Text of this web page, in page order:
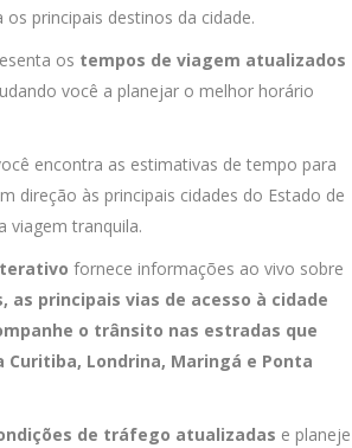
principais destinos da cidade.
os tempos de viagem atualizados
você a planejar o melhor horário
encontra as estimativas de tempo para
direção às principais cidades do Estado de
viagem tranquila.
fornece informações ao vivo sobre
as principais vias de acesso à cidade
o trânsito nas estradas que
Curitiba, Londrina, Maringá e Ponta
de tráfego atualizadas e planeje